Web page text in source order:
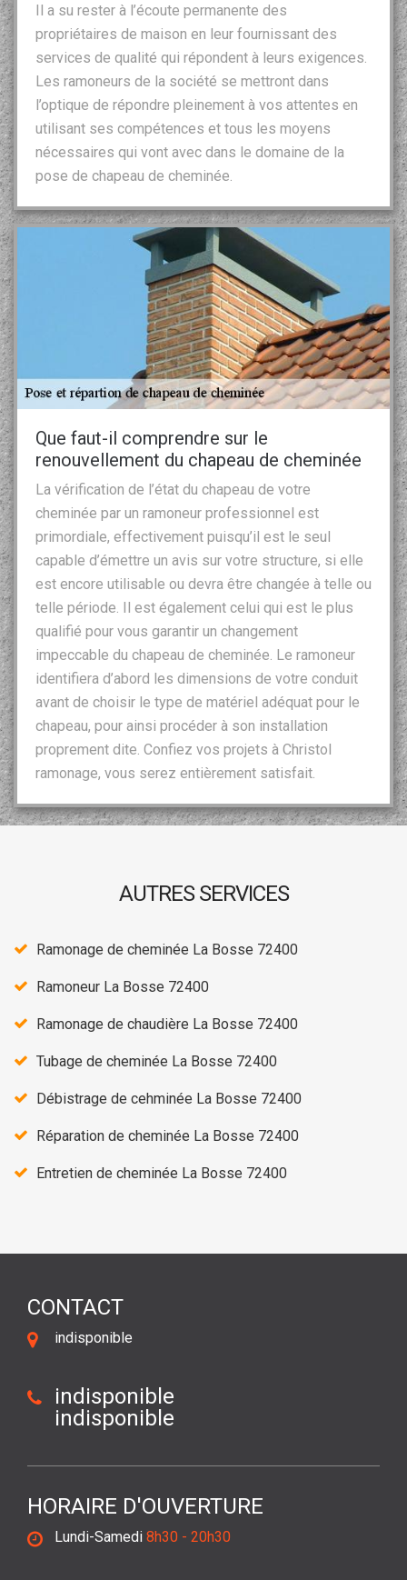
Il a su rester à l’écoute permanente des
propriétaires de maison en leur fournissant des
services de qualité qui répondent à leurs exigences.
Les ramoneurs de la société se mettront dans
l’optique de répondre pleinement à vos attentes en
utilisant ses compétences et tous les moyens
nécessaires qui vont avec dans le domaine de la
pose de chapeau de cheminée.
Que faut-il comprendre sur le
renouvellement du chapeau de cheminée
La vérification de l’état du chapeau de votre
cheminée par un ramoneur professionnel est
primordiale, effectivement puisqu’il est le seul
capable d’émettre un avis sur votre structure, si elle
est encore utilisable ou devra être changée à telle ou
telle période. Il est également celui qui est le plus
qualifié pour vous garantir un changement
impeccable du chapeau de cheminée. Le ramoneur
identifiera d’abord les dimensions de votre conduit
avant de choisir le type de matériel adéquat pour le
chapeau, pour ainsi procéder à son installation
proprement dite. Confiez vos projets à Christol
ramonage, vous serez entièrement satisfait.
AUTRES SERVICES
Ramonage de cheminée La Bosse 72400
Ramoneur La Bosse 72400
Ramonage de chaudière La Bosse 72400
Tubage de cheminée La Bosse 72400
Débistrage de cehminée La Bosse 72400
Réparation de cheminée La Bosse 72400
Entretien de cheminée La Bosse 72400
CONTACT
indisponible
indisponible
indisponible
HORAIRE D'OUVERTURE
Lundi-Samedi 8h30 - 20h30